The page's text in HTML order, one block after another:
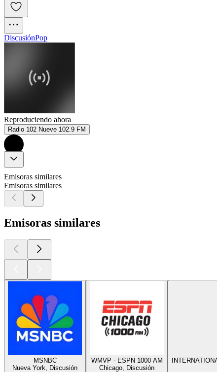
DiscusiónPop
Reproduciendo ahora
Radio 102 Nueve 102.9 FM
Emisoras similares
Emisoras similares
Emisoras similares
MSNBC
Nueva York, Discusión
WMVP - ESPN 1000 AM
Chicago, Discusión